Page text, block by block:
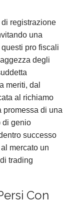
di registrazione
una
pro fiscali
degli
meriti, dal
al richiamo
promessa di una
di genio
successo
mercato un
trading
Con